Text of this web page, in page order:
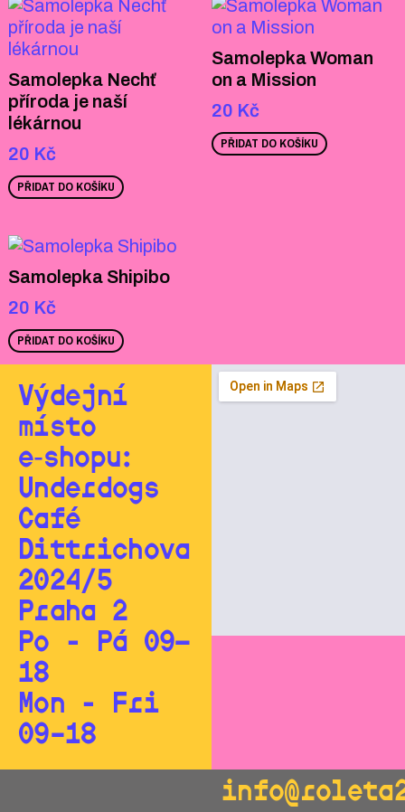
Samolepka Nechť
příroda je naší
lékárnou
20 Kč
PŘIDAT DO KOŠÍKU
Samolepka Woman
on a Mission
20 Kč
PŘIDAT DO KOŠÍKU
Samolepka Shipibo
20 Kč
PŘIDAT DO KOŠÍKU
Výdejní
místo
e‑shopu:
Underdogs
Café
Dittrichova
2024/5
Praha 2
Po - Pá 09—
18
Mon - Fri
09–18